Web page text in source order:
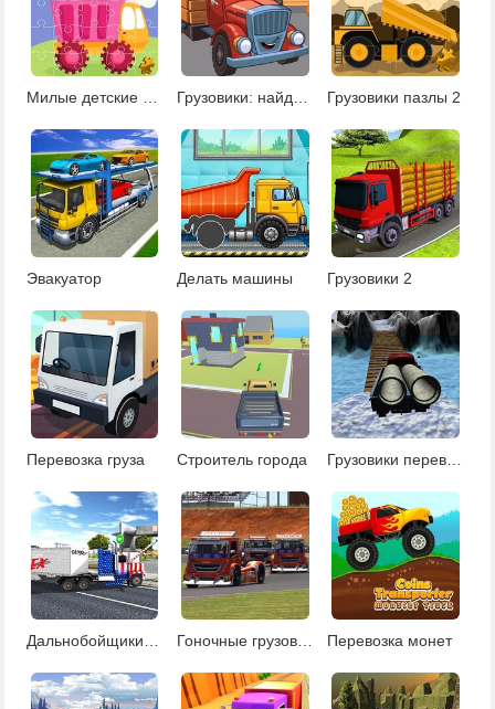
Милые детские грузовики: пазлы Грузовики: найди скрытые ключи Грузовики пазлы 2
Эвакуатор Делать машины Грузовики 2
Перевозка груза Строитель города Грузовики перевозки
Гоночные грузовики: пазлы Перевозка монет